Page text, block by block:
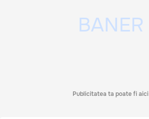
Publicitatea ta poate fi aici